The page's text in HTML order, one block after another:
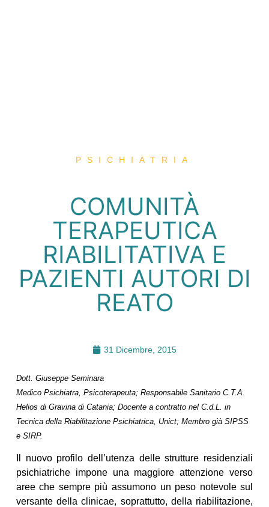
PSICHIATRIA
COMUNITÀ
TERAPEUTICA
RIABILITATIVA E
PAZIENTI AUTORI DI
REATO
31 Dicembre, 2015
Dott. Giuseppe Seminara
Medico Psichiatra, Psicoterapeuta; Responsabile Sanitario C.T.A.
Helios di Gravina di Catania; Docente a contratto nel C.d.L. in
Tecnica della Riabilitazione Psichiatrica, Unict; Membro già SIPSS
e SIRP.
Il nuovo profilo dell’utenza delle strutture residenziali
psichiatriche impone una maggiore attenzione verso
aree che sempre più assumono un peso notevole sul
versante della clinicae, soprattutto, della riabilitazione,